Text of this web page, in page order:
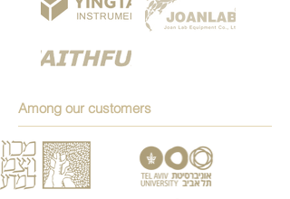
Among our customers